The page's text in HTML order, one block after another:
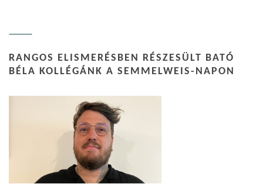
RANGOS ELISMERÉSBEN RÉSZESÜLT BATÓ
BÉLA KOLLÉGÁNK A SEMMELWEIS-NAPON